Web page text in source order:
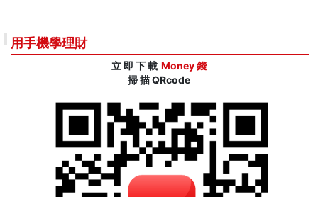
用手機學理財
立 即 下 載 Money 錢
掃 描 QRcode